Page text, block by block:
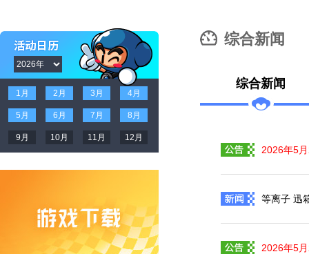
1月 2月 3月 4月
5月 6月 7月 8月
9月 10月 11月 12月
综合新闻
综合新闻
2026年5
等离子 迅
2026年5